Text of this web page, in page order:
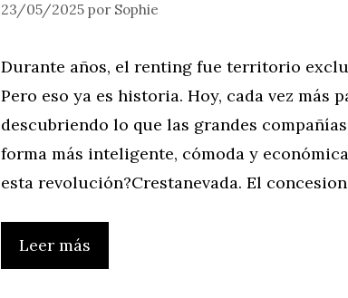
23/05/2025 por Sophie
Durante años, el renting fue territorio
Pero eso ya es historia. Hoy, cada vez más
descubriendo lo que las grandes
forma más inteligente, cómoda y
esta revolución?Crestanevada. El
Leer más